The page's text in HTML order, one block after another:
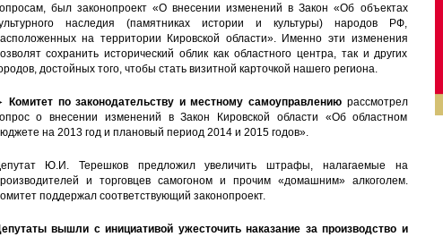
был законопроект «О внесении изменений в Закон «Об объектах
наследия (памятниках истории и культуры) народов РФ,
на территории Кировской области». Именно эти изменения
сохранить исторический облик как областного центра, так и других
достойных того, чтобы стать визитной карточкой нашего региона.
Комитет по законодательству и местному самоуправлениюрассмотрел
о внесении изменений в Закон Кировской области «Об областном
на 2013 год и плановый период 2014 и 2015 годов».
Ю.И. Терешков предложил увеличить штрафы, налагаемые на
и торговцев самогоном и прочим «домашним» алкоголем.
поддержал соответствующий законопроект.
вышли с инициативой ужесточить наказание за производство и